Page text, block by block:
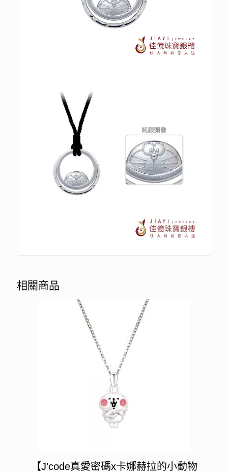
相關商品
【J’code真愛密碼x卡娜赫拉的小動物